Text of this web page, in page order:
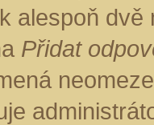
alespoň
Přidat